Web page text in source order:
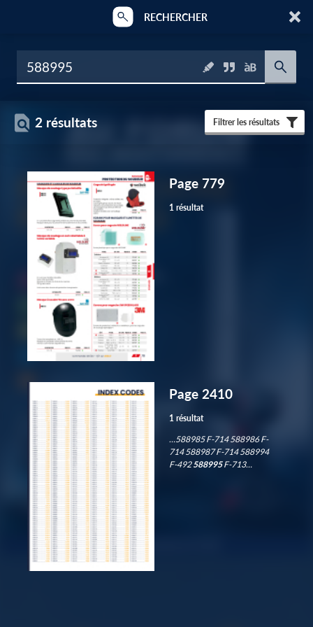
RECHERCHER
2 résultats Filtrer les résultats
Page 779
1 résultat
Page 2410
1 résultat
…588985 F-714 588986 F-
714 588987 F-714 588994
F-492588995F-713…